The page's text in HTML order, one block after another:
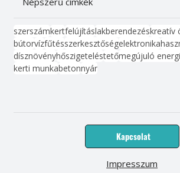
szerszámkertfelújításlakberendezéskreatív
bútorvízfűtésszerkesztőségelektronika
dísznövényhőszigeteléstetőmegújuló
kerti munkabetonnyár
Kapcsolat
Impresszum